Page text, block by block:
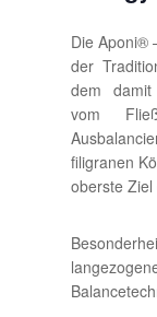
Die Aponi®
der
dem damit
vom
filigranen
oberste